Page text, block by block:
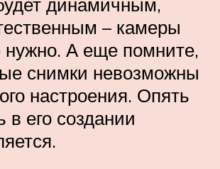
– камеры
нужно. А еще помните,
снимки невозможны
настроения. Опять
его создании